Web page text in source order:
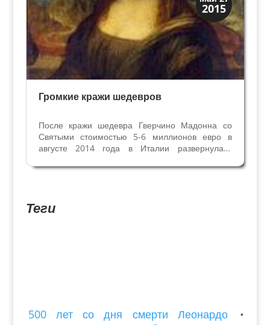
2015
Музеи
Громкие кражи шедевров
После кражи шедевра Гверчино Мадонна со
Святыми стоимостью 5-6 миллионов евро в
августе 2014 года в Италии развернулась
Музеях. Сразу вспомнили другие хищения
Теги
500 лет со дня смерти Леонардо
•